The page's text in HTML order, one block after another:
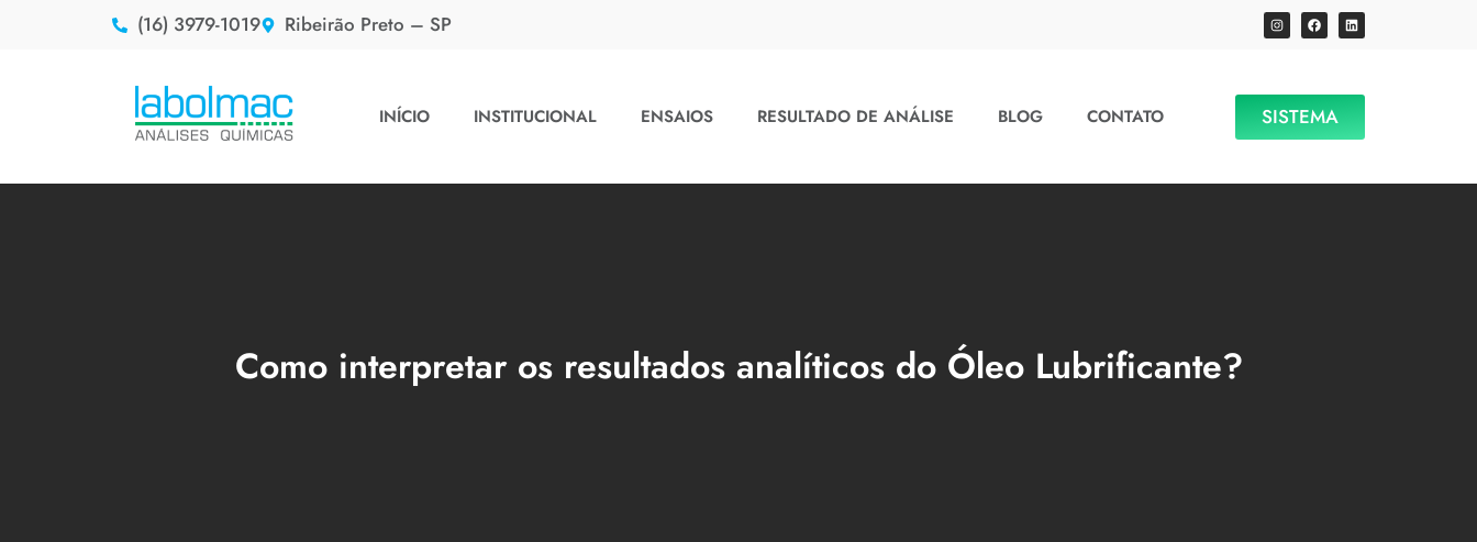
(16) 3979-1019 Ribeirão Preto – SP
INÍCIO INSTITUCIONAL ENSAIOS RESULTADO DE ANÁLISE BLOG CONTATO SISTEMA
Como interpretar os resultados analíticos do Óleo Lubrificante?